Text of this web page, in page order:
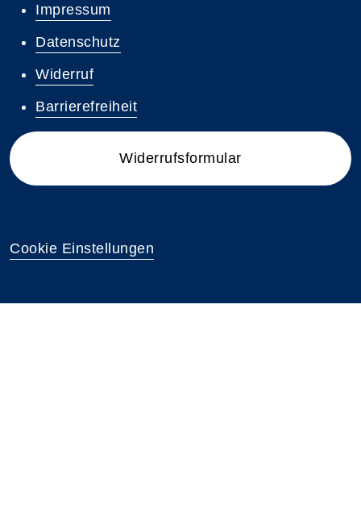
Impressum
Datenschutz
Widerruf
Barrierefreiheit
Widerrufsformular
Cookie Einstellungen